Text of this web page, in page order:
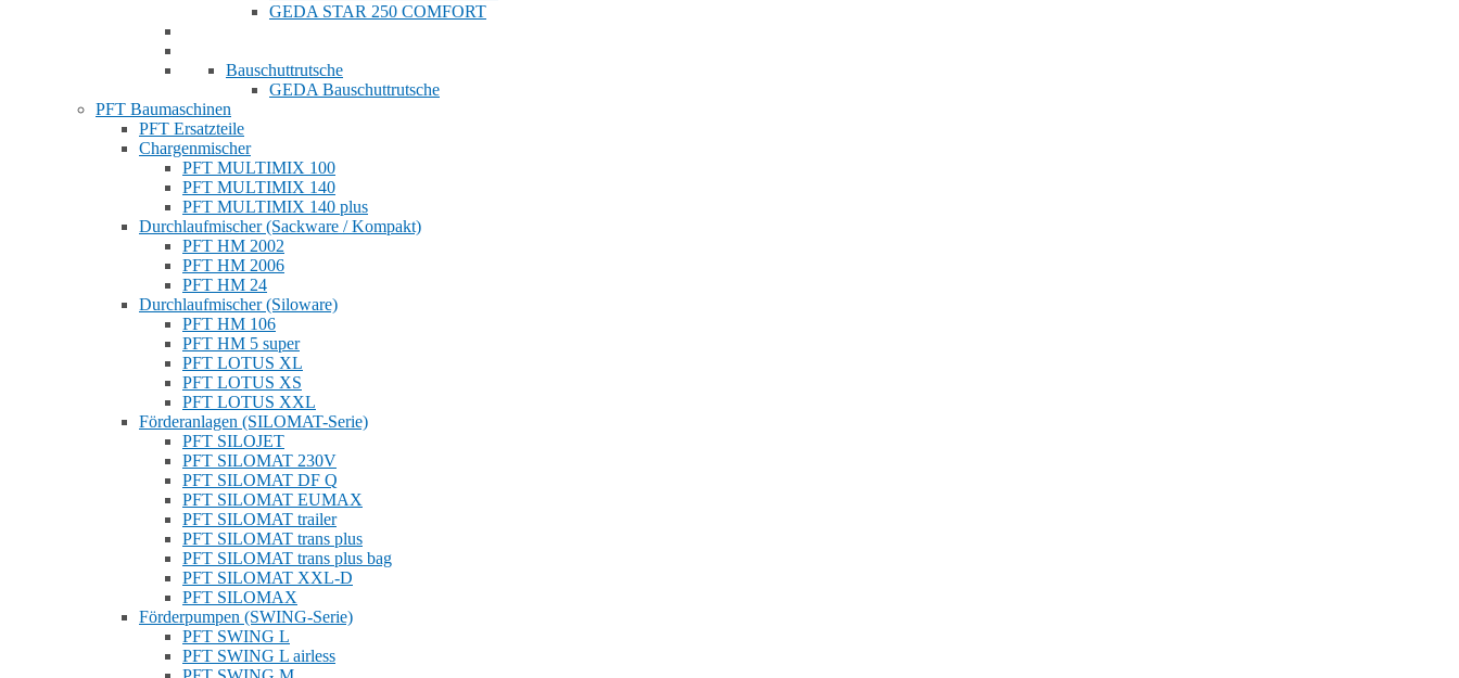
GEDA STAR 250 COMFORT
Bauschuttrutsche
GEDA Bauschuttrutsche
PFT Baumaschinen
PFT Ersatzteile
Chargenmischer
PFT MULTIMIX 100
PFT MULTIMIX 140
PFT MULTIMIX 140 plus
Durchlaufmischer (Sackware / Kompakt)
PFT HM 2002
PFT HM 2006
PFT HM 24
Durchlaufmischer (Siloware)
PFT HM 106
PFT HM 5 super
PFT LOTUS XL
PFT LOTUS XS
PFT LOTUS XXL
Förderanlagen (SILOMAT-Serie)
PFT SILOJET
PFT SILOMAT 230V
PFT SILOMAT DF Q
PFT SILOMAT EUMAX
PFT SILOMAT trailer
PFT SILOMAT trans plus
PFT SILOMAT trans plus bag
PFT SILOMAT XXL-D
PFT SILOMAX
Förderpumpen (SWING-Serie)
PFT SWING L
PFT SWING L airless